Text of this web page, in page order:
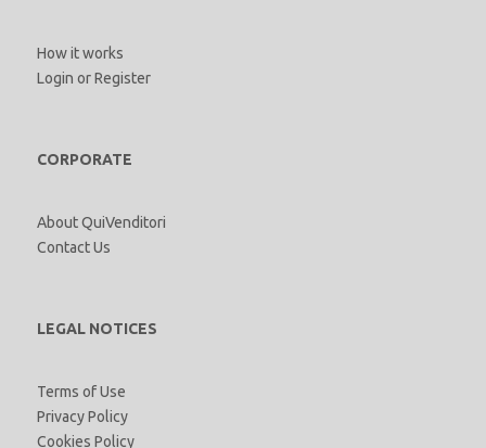
How it works
Login orRegister
CORPORATE
About QuiVenditori
Contact Us
LEGAL NOTICES
Terms of Use
Privacy Policy
Cookies Policy